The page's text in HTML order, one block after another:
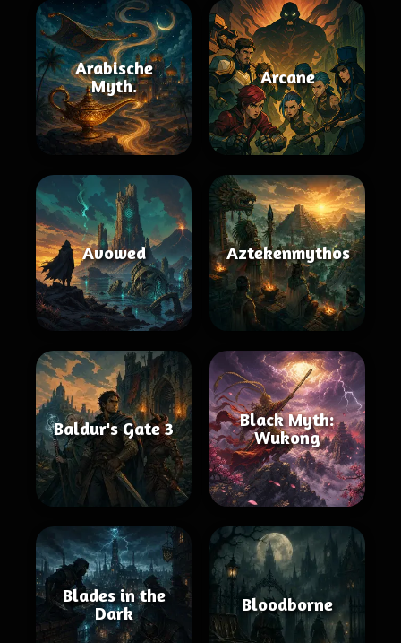
Arabische
Myth.
Arcane
Avowed Aztekenmythos
Baldur's Gate 3
Black Myth:
Wukong
Blades in the
Dark
Bloodborne